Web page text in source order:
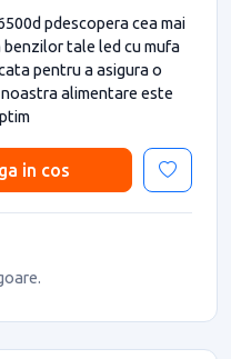
pdescopera cea mai
tale led cu mufa
pentru a asigura o
alimentare este
in cos